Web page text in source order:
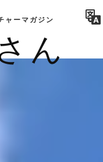
ん
ャーマガジン